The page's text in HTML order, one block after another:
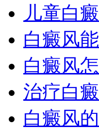
儿童白
白癜风
白癜风
治疗白
白癜风